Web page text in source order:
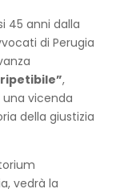
45 anni dalla
di Perugia
,
una vicenda
della giustizia
vedrà la